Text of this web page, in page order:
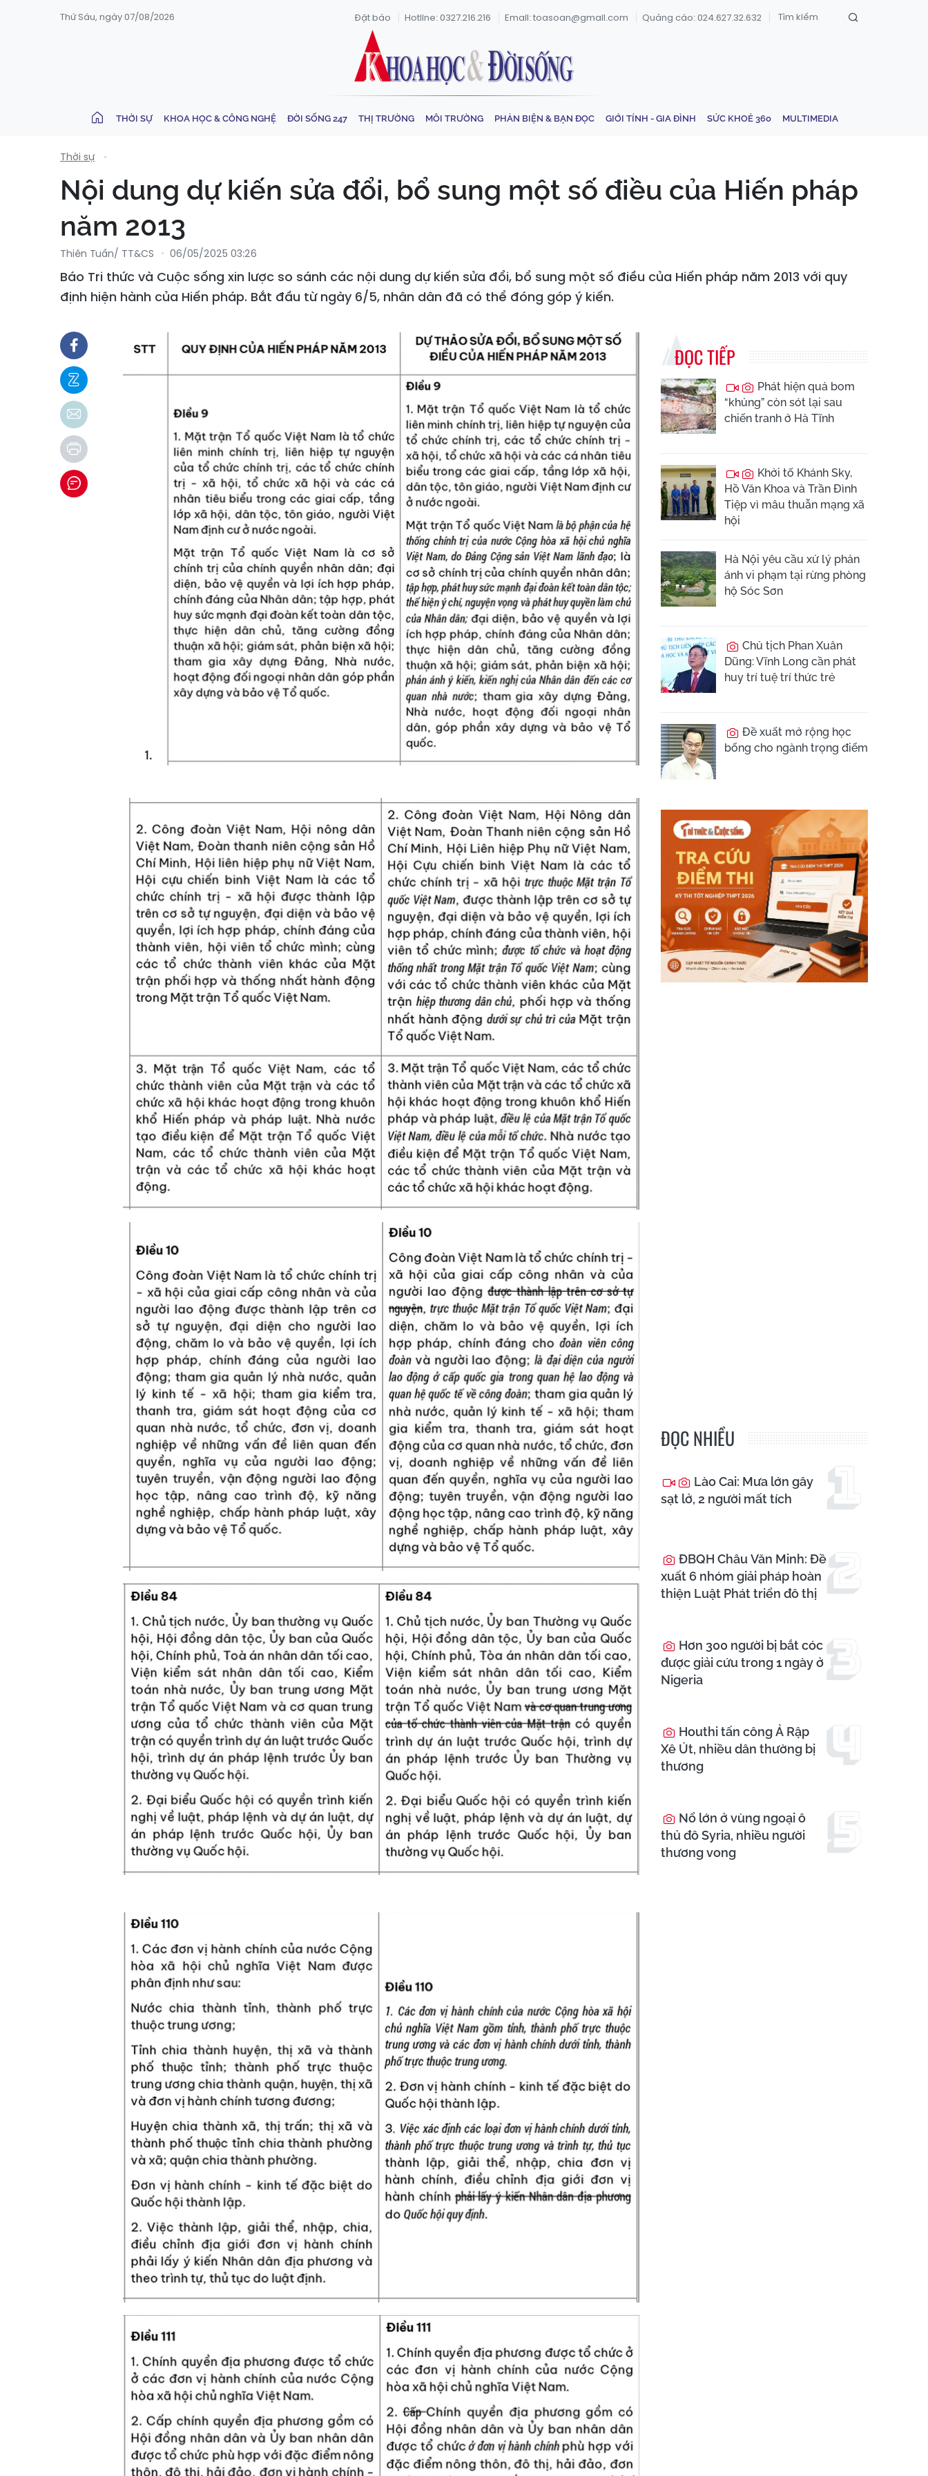
Thứ Sáu, ngày 07/08/2026 Đặt báo Hotline: 0327.216.216 Email: toasoan@gmail.com Quảng cáo: 024.627.32.632
THỜI SỰ KHOA HỌC & CÔNG NGHỆ ĐỜI SỐNG 247 THỊ TRƯỜNG MÔI TRƯỜNG PHẢN BIỆN & BẠN ĐỌC GIỚI TÍNH - GIA ĐÌNH SỨC KHOẺ 360 MULTIMEDIA
Thời sự
Nội dung dự kiến sửa đổi, bổ sung một số điều của Hiến pháp
năm 2013
Thiên Tuấn/ TT&CS 06/05/2025 03:26
Báo Tri thức và Cuộc sống xin lược so sánh các nội dung dự kiến sửa đổi, bổ sung một số điều của Hiến pháp năm 2013 với quy
định hiện hành của Hiến pháp. Bắt đầu từ ngày 6/5, nhân dân đã có thể đóng góp ý kiến.
ĐỌC TIẾP
Phát hiện quả bom
“khủng” còn sót lại sau
chiến tranh ở Hà Tĩnh
Khởi tố Khánh Sky,
Hồ Văn Khoa và Trần Đình
Tiệp vì mâu thuẫn mạng xã
hội
Hà Nội yêu cầu xử lý phản
ánh vi phạm tại rừng phòng
hộ Sóc Sơn
Chủ tịch Phan Xuân
Dũng: Vĩnh Long cần phát
huy trí tuệ trí thức trẻ
Đề xuất mở rộng học
bổng cho ngành trọng điểm
ĐỌC NHIỀU
Lào Cai: Mưa lớn gây
sạt lở, 2 người mất tích
ĐBQH Châu Văn Minh: Đề
xuất 6 nhóm giải pháp hoàn
thiện Luật Phát triển đô thị
Hơn 300 người bị bắt cóc
được giải cứu trong 1 ngày ở
Nigeria
Houthi tấn công Ả Rập
Xê Út, nhiều dân thường bị
thương
Nổ lớn ở vùng ngoại ô
thủ đô Syria, nhiều người
thương vong